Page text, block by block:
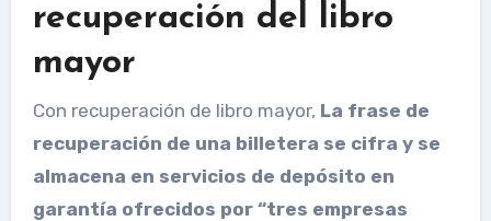
recuperación del libro
mayor
Con recuperación de libro mayor, La frase de
recuperación de una billetera se cifra y se
almacena en servicios de depósito en
garantía ofrecidos por “tres empresas